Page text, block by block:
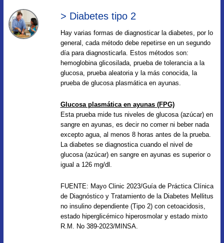
> Diabetes tipo 2
Hay varias formas de diagnosticar la diabetes, por lo
general, cada método debe repetirse en un segundo
día para diagnosticarla. Estos métodos son:
hemoglobina glicosilada, prueba de tolerancia a la
glucosa, prueba aleatoria y la más conocida, la
prueba de glucosa plasmática en ayunas.
Glucosa plasmática en ayunas (FPG)
Esta prueba mide tus niveles de glucosa (azúcar) en
sangre en ayunas, es decir no comer ni beber nada
excepto agua, al menos 8 horas antes de la prueba.
La diabetes se diagnostica cuando el nivel de
glucosa (azúcar) en sangre en ayunas es superior o
igual a 126 mg/dl.
FUENTE: Mayo Clinic 2023/Guía de Práctica Clínica
de Diagnóstico y Tratamiento de la Diabetes Mellitus
no insulino dependiente (Tipo 2) con cetoacidosis,
estado hiperglicémico hiperosmolar y estado mixto
R.M. No 389-2023/MINSA.